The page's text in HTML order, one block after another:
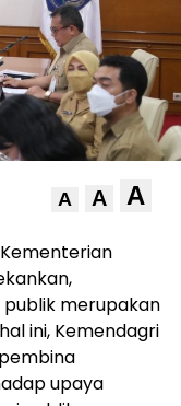
A A A
merupakan
ini, Kemendagri
upaya